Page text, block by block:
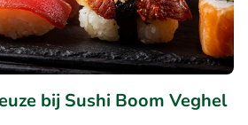
bij Sushi Boom Veghel